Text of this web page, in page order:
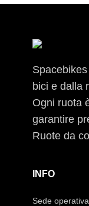
bici e dalla
Ogni ruota
garantire
Ruote da
INFO
Sede